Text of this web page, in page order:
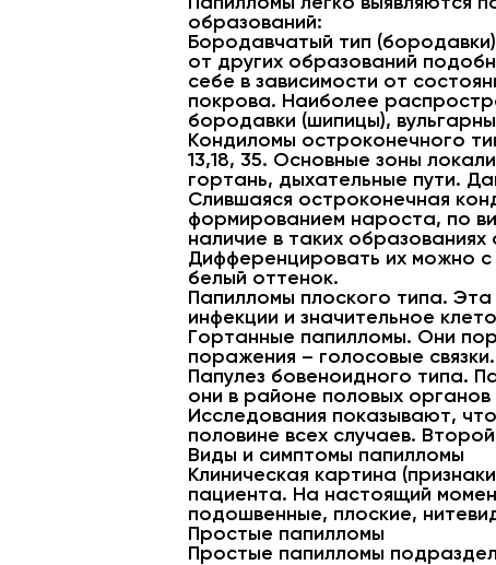
образований:
Бородавчатый тип
от других образований
себе в зависимости от
покрова. Наиболее
бородавки (шипицы),
Кондиломы остроконечного
13,18, 35. Основные зоны
гортань, дыхательные пути.
Слившаяся остроконечная
формированием нароста, по
наличие в таких
Дифференцировать их можно
белый оттенок.
Папилломы плоского типа.
инфекции и значительное
Гортанные папилломы. Они
поражения – голосовые связки.
Папулез бовеноидного типа.
они в районе половых
Исследования показывают,
половине всех случаев.
Виды и симптомы папилломы
Клиническая картина
пациента. На настоящий
подошвенные, плоские,
Простые папилломы
Простые папилломы